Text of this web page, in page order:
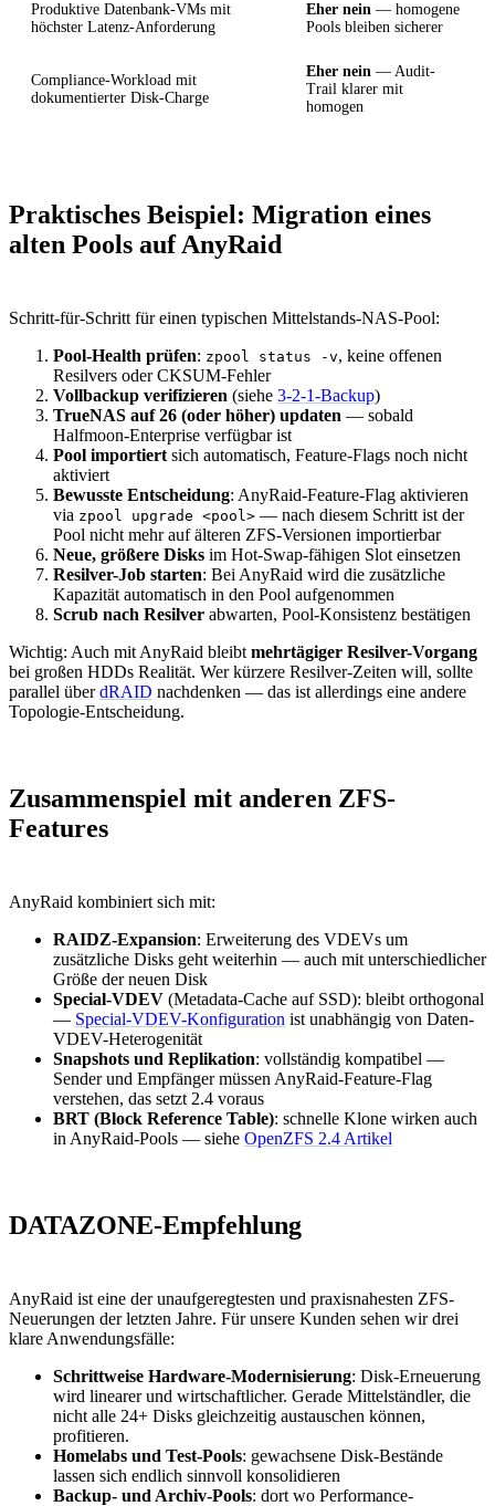
Produktive Datenbank-VMs mit
höchster Latenz-Anforderung
Eher nein — homogene
Pools bleiben sicherer
Compliance-Workload mit
dokumentierter Disk-Charge
Eher nein — Audit-
Trail klarer mit
homogen
Praktisches Beispiel: Migration eines
alten Pools auf AnyRaid
Schritt-für-Schritt für einen typischen Mittelstands-NAS-Pool:
Pool-Health prüfen: zpool status -v, keine offenen
Resilvers oder CKSUM-Fehler
Vollbackup verifizieren (siehe 3-2-1-Backup)
TrueNAS auf 26 (oder höher) updaten — sobald
Halfmoon-Enterprise verfügbar ist
Pool importiert sich automatisch, Feature-Flags noch nicht
aktiviert
Bewusste Entscheidung: AnyRaid-Feature-Flag aktivieren
via zpool upgrade <pool> — nach diesem Schritt ist der
Pool nicht mehr auf älteren ZFS-Versionen importierbar
Neue, größere Disks im Hot-Swap-fähigen Slot einsetzen
Resilver-Job starten: Bei AnyRaid wird die zusätzliche
Kapazität automatisch in den Pool aufgenommen
Scrub nach Resilver abwarten, Pool-Konsistenz bestätigen
Wichtig: Auch mit AnyRaid bleibt mehrtägiger Resilver-Vorgang
bei großen HDDs Realität. Wer kürzere Resilver-Zeiten will, sollte
parallel überdRAID nachdenken — das ist allerdings eine andere
Topologie-Entscheidung.
Zusammenspiel mit anderen ZFS-
Features
AnyRaid kombiniert sich mit:
RAIDZ-Expansion: Erweiterung des VDEVs um
zusätzliche Disks geht weiterhin — auch mit unterschiedlicher
Größe der neuen Disk
Special-VDEV (Metadata-Cache auf SSD): bleibt orthogonal
— Special-VDEV-Konfiguration ist unabhängig von Daten-
VDEV-Heterogenität
Snapshots und Replikation: vollständig kompatibel —
Sender und Empfänger müssen AnyRaid-Feature-Flag
verstehen, das setzt 2.4 voraus
BRT (Block Reference Table): schnelle Klone wirken auch
in AnyRaid-Pools — siehe OpenZFS 2.4 Artikel
DATAZONE-Empfehlung
AnyRaid ist eine der unaufgeregtesten und praxisnahesten ZFS-
Neuerungen der letzten Jahre. Für unsere Kunden sehen wir drei
klare Anwendungsfälle:
Schrittweise Hardware-Modernisierung: Disk-Erneuerung
wird linearer und wirtschaftlicher. Gerade Mittelständler, die
nicht alle 24+ Disks gleichzeitig austauschen können,
profitieren.
Homelabs und Test-Pools: gewachsene Disk-Bestände
lassen sich endlich sinnvoll konsolidieren
Backup- und Archiv-Pools: dort wo Performance-